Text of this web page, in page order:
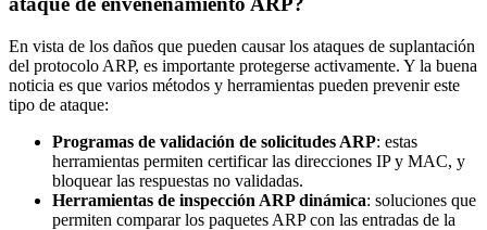
En vista de los daños que pueden causar los ataques de suplantación
del protocolo ARP, es importante protegerse activamente. Y la buena
noticia es que varios métodos y herramientas pueden prevenir este
tipo de ataque:
Programas de validación de solicitudes ARP: estas
herramientas permiten certificar las direcciones IP y MAC, y
bloquear las respuestas no validadas.
Herramientas de inspección ARP dinámica: soluciones que
permiten comparar los paquetes ARP con las entradas de la